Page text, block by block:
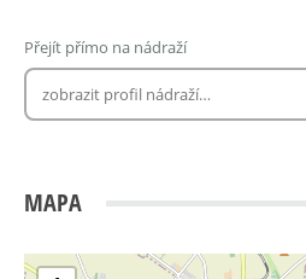
Přejít přímo na nádraží
MAPA